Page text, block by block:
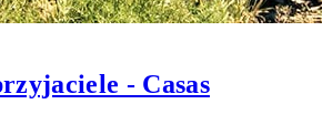
- Casas